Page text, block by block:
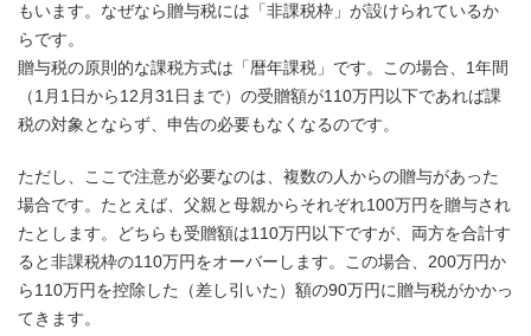
もいます。なぜなら贈与税には「非課税枠」が設けられているか
らです。
贈与税の原則的な課税方式は「暦年課税」です。この場合、1年間
（1月1日から12月31日まで）の受贈額が110万円以下であれば課
税の対象とならず、申告の必要もなくなるのです。
ただし、ここで注意が必要なのは、複数の人からの贈与があった
場合です。たとえば、父親と母親からそれぞれ100万円を贈与され
たとします。どちらも受贈額は110万円以下ですが、両方を合計す
ると非課税枠の110万円をオーバーします。この場合、200万円か
ら110万円を控除した（差し引いた）額の90万円に贈与税がかかっ
てきます。